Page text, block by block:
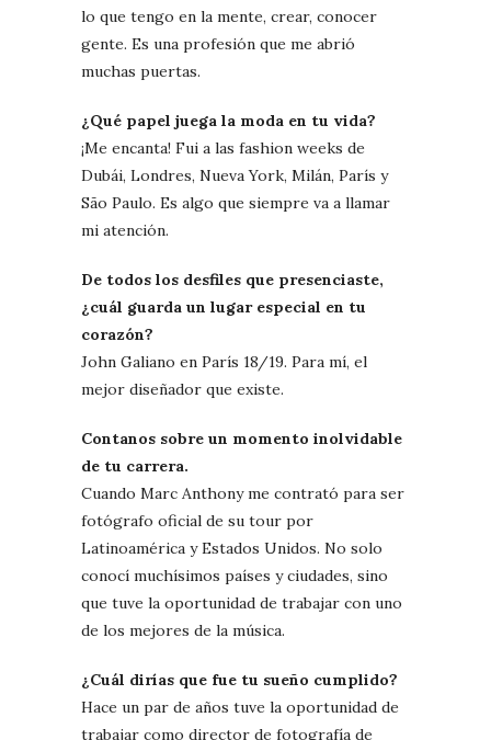
lo que tengo en la mente, crear, conocer
gente. Es una profesión que me abrió
muchas puertas.
¿Qué papel juega la moda en tu vida?
¡Me encanta! Fui a las fashion weeks de
Dubái, Londres, Nueva York, Milán, París y
São Paulo. Es algo que siempre va a llamar
mi atención.
De todos los desfiles que presenciaste,
¿cuál guarda un lugar especial en tu
corazón?
John Galiano en París 18/19. Para mí, el
mejor diseñador que existe.
Contanos sobre un momento inolvidable
de tu carrera.
Cuando Marc Anthony me contrató para ser
fotógrafo oficial de su tour por
Latinoamérica y Estados Unidos. No solo
conocí muchísimos países y ciudades, sino
que tuve la oportunidad de trabajar con uno
de los mejores de la música.
¿Cuál dirías que fue tu sueño cumplido?
Hace un par de años tuve la oportunidad de
trabajar como director de fotografía de